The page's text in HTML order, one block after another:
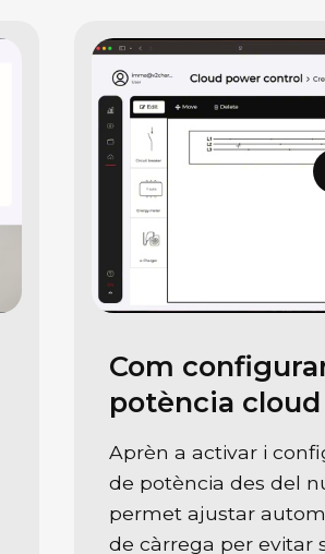
Com
potència cloud
Aprèn a activar i
de potència des del
permet ajustar
de càrrega per evitar